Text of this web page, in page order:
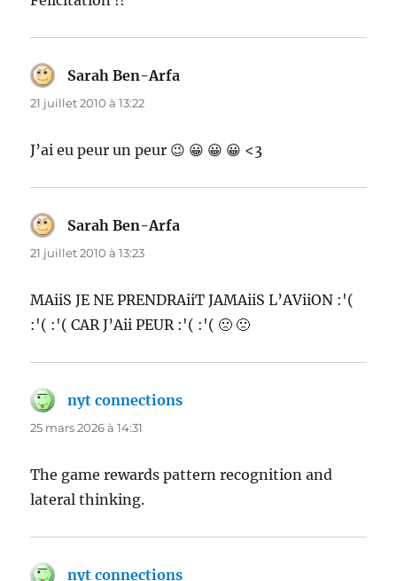
Sarah Ben-Arfa
21 juillet 2010 à 13:22
J’ai eu peur un peur 😉 😀 😀 😀 <3
Sarah Ben-Arfa
21 juillet 2010 à 13:23
MAiiS JE NE PRENDRAiiT JAMAiiS L’AViiON :'(
:'( :'( CAR J’Aii PEUR :'( :'( 🙁 🙁
nyt connections
25 mars 2026 à 14:31
The game rewards pattern recognition and
lateral thinking.
nyt connections